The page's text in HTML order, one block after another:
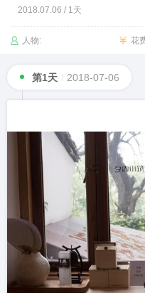
2018.07.06 / 1天
人物: 花
第1天 2018-07-06